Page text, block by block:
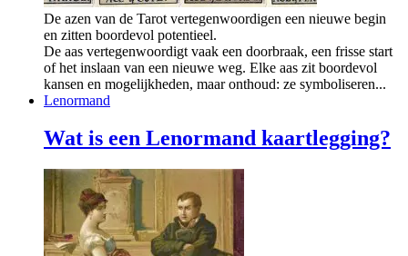
De azen van de Tarot vertegenwoordigen een nieuwe begin
en zitten boordevol potentieel.
De aas vertegenwoordigt vaak een doorbraak, een frisse start
of het inslaan van een nieuwe weg. Elke aas zit boordevol
kansen en mogelijkheden, maar onthoud: ze symboliseren...
Lenormand
Wat is een Lenormand kaartlegging?